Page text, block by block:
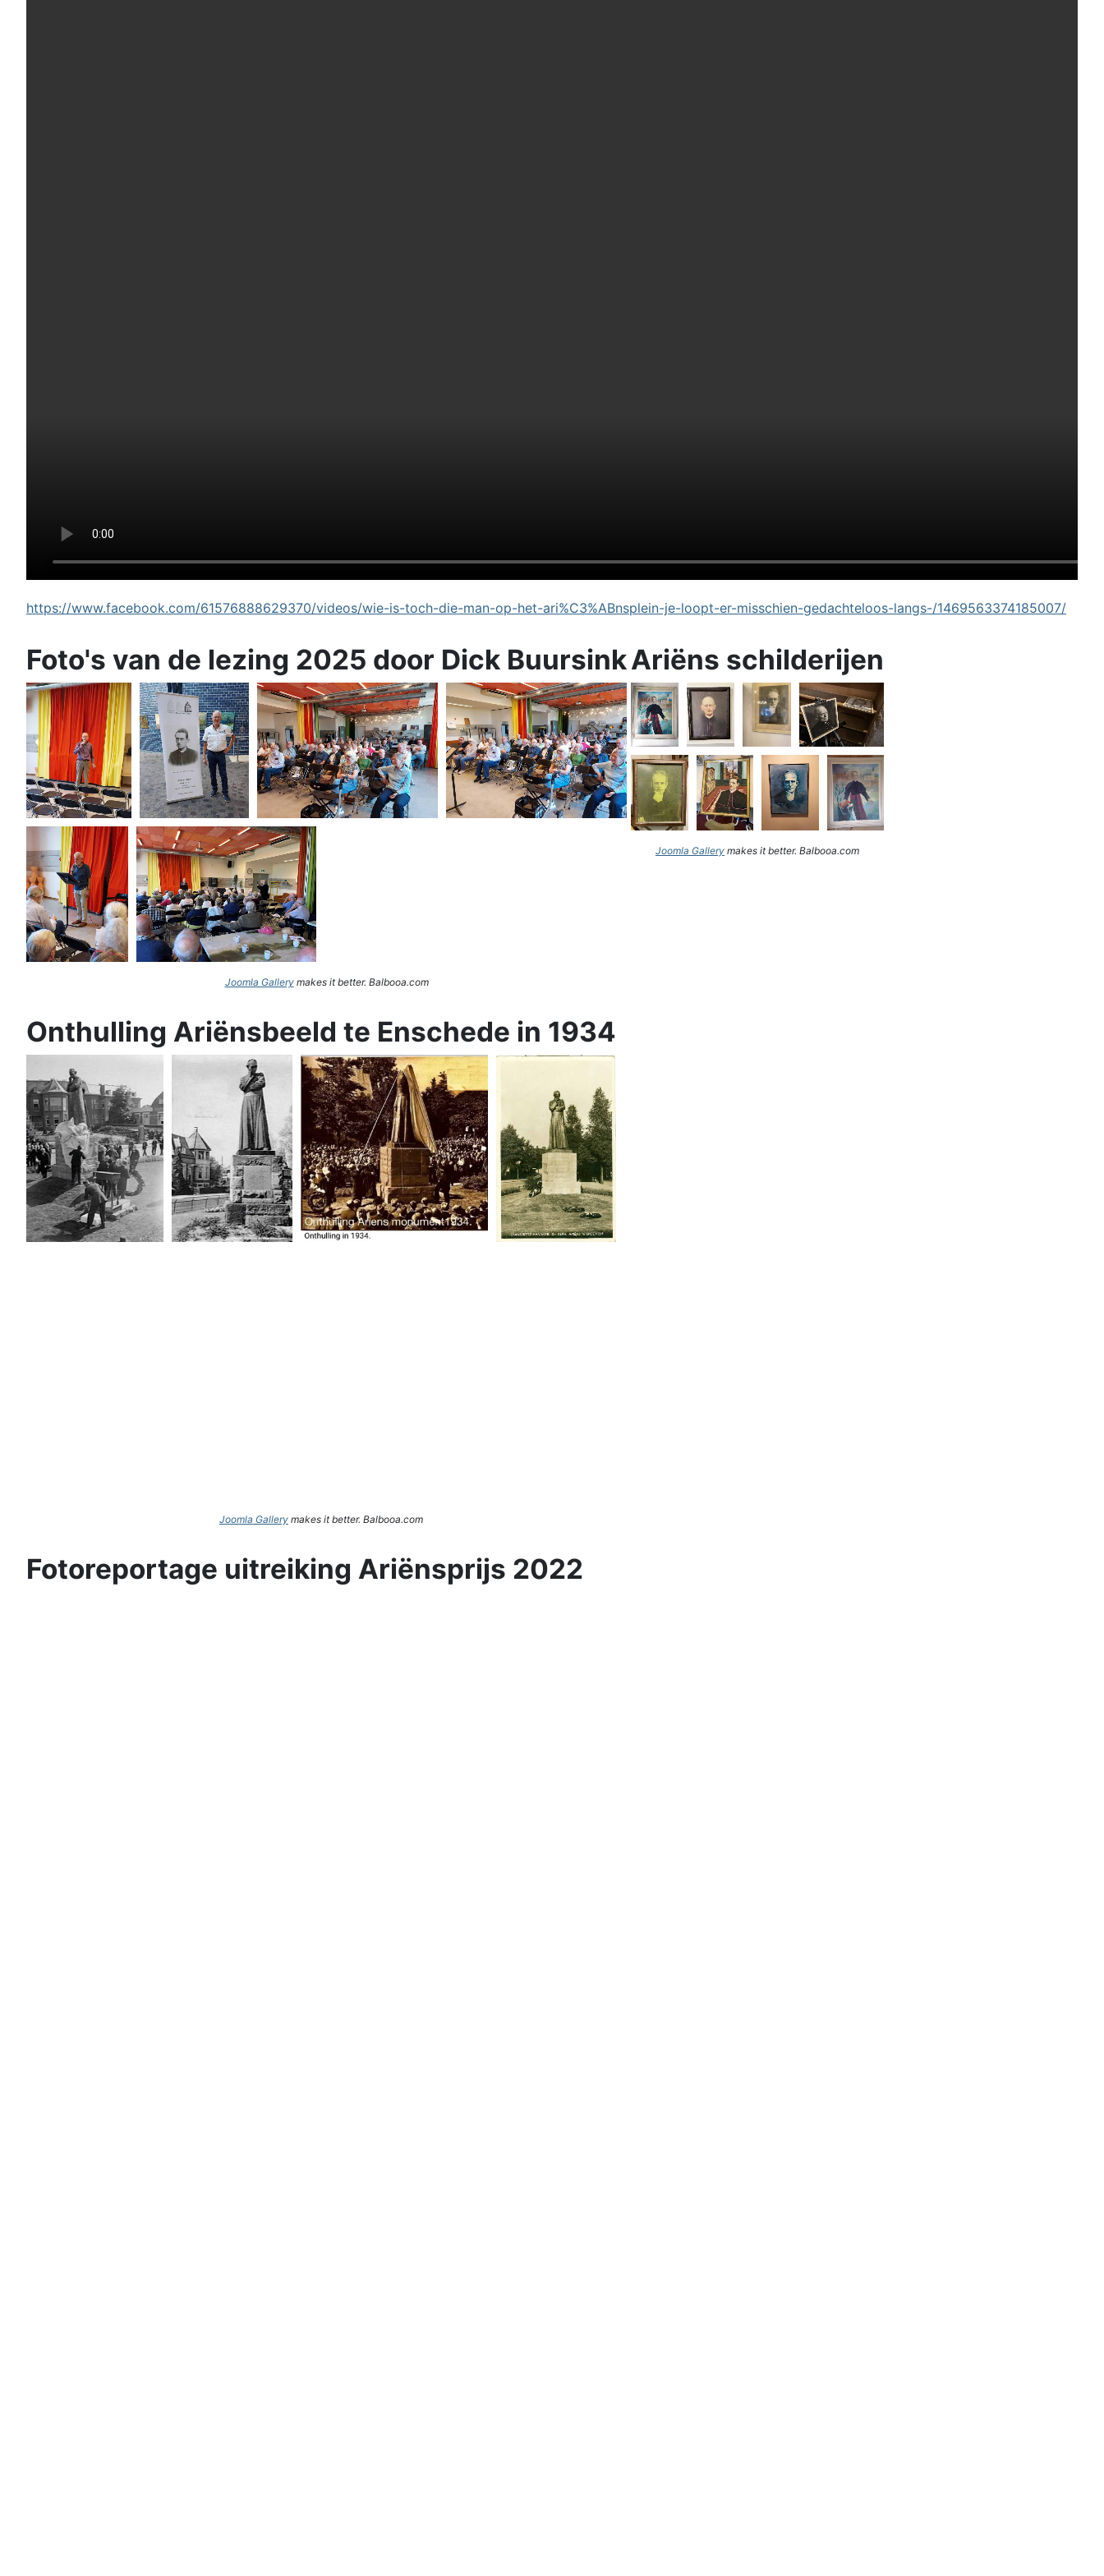
https://www.facebook.com/61576888629370/videos/wie-is-toch-die-man-op-het-ari%C3%ABnsplein-je-loopt-er-misschien-gedachteloos-langs-/1469563374185007/
Foto's van de lezing 2025 door Dick Buursink
Joomla Gallerymakes it better. Balbooa.com
Ariëns schilderijen
Joomla Gallery makes it better. Balbooa.com
Onthulling Ariënsbeeld te Enschede in 1934
Joomla Gallery makes it better. Balbooa.com
Fotoreportage uitreiking Ariënsprijs 2022